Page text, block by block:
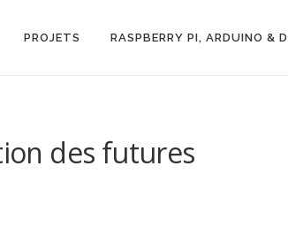
PROJETS RASPBERRY PI, ARDUINO &
des futures